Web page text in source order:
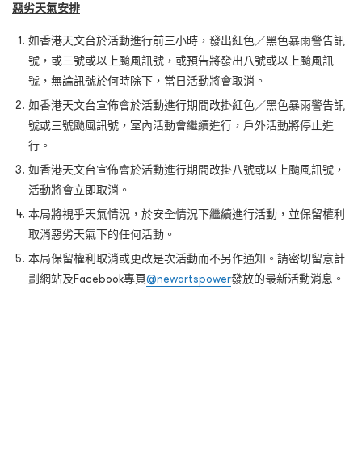
惡劣天氣安排
如香港天文台於活動進行前三小時，發出紅色／黑色暴雨警告訊
號，或三號或以上颱風訊號，或預告將發出八號或以上颱風訊
號，無論訊號於何時除下，當日活動將會取消。
如香港天文台宣佈會於活動進行期間改掛紅色／黑色暴雨警告訊
號或三號颱風訊號，室內活動會繼續進行，戶外活動將停止進
行。
如香港天文台宣佈會於活動進行期間改掛八號或以上颱風訊號，
活動將會立即取消。
本局將視乎天氣情況，於安全情況下繼續進行活動，並保留權利
取消惡劣天氣下的任何活動。
本局保留權利取消或更改是次活動而不另作通知。請密切留意計
劃網站及Facebook專頁@newartspower發放的最新活動消息。